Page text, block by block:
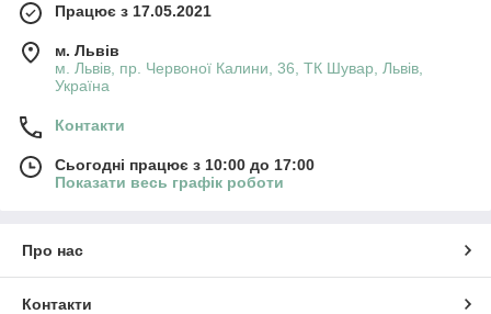
Працює з 17.05.2021
м. Львів
м. Львів, пр. Червоної Калини, 36, ТК Шувар, Львів,
Україна
Контакти
Сьогодні працює з 10:00 до 17:00
Показати весь графік роботи
Про нас
Контакти